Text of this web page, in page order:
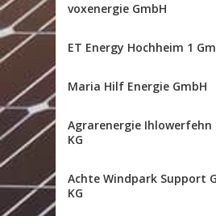
voxenergie GmbH
ET Energy Hochheim 1
Maria Hilf Energie GmbH
Agrarenergie Ihlowerfehn
KG
Achte Windpark Support
KG